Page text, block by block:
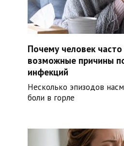
Почему человек
возможные причины
инфекций
Несколько эпизодов
боли в горле